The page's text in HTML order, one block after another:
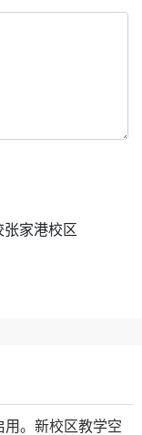
更强大的师资团
家港校区
用。新校区教学空